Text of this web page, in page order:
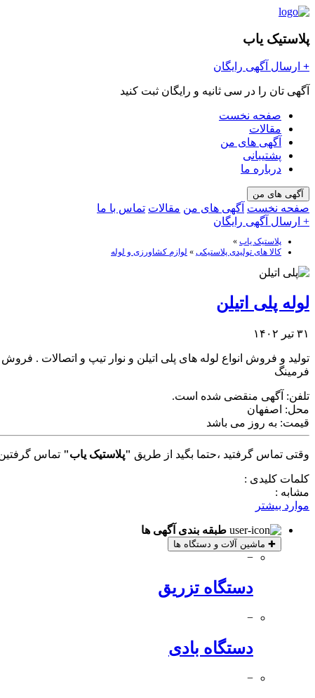
پلاستیک یاب
+ ارسال آگهی رایگان
آگهی تان را در سی ثانیه و رایگان ثبت کنید
صفحه نخست
مقالات
آگهی های من
پشتیبانی
درباره ما
آگهی های من
صفحه نخست آگهی های من مقالات تماس با ما
+ ارسال آگهی رایگان
پلاستیک یاب »
کالا های تولیدی پلاستیکی » لوازم کشاورزی و لوله
لوله پلی اتیلن
۳۱ تیر ۱۴۰۲
تولید و فروش انواع لوله های پلی اتیلن و نوار تیپ و اتصالات .
فرمینگ
تلفن: آگهی منقضی شده است.
محل: اصفهان
قیمت: به روز می باشد
وقتی تماس گرفتید ،حتما بگید از طریق "پلاستیک یاب" تماس
کلمات کلیدی :
مشابه :
موارد بیشتر
طبقه بندی آگهی ها
✚ ماشین آلات و دستگاه ها
−
دستگاه تزریق
−
دستگاه بادی
−